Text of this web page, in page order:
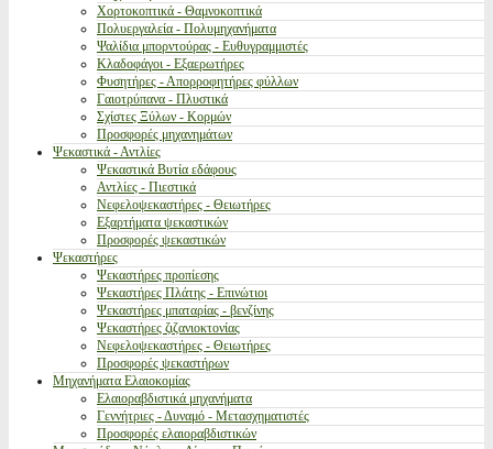
Χορτοκοπτικά - Θαμνοκοπτικά
Πολυεργαλεία - Πολυμηχανήματα
Ψαλίδια μπορντούρας - Ευθυγραμμιστές
Κλαδοφάγοι - Εξαερωτήρες
Φυσητήρες - Απορροφητήρες φύλλων
Γαιοτρύπανα - Πλυστικά
Σχίστες Ξύλων - Κορμών
Προσφορές μηχανημάτων
Ψεκαστικά - Αντλίες
Ψεκαστικά Βυτία εδάφους
Αντλίες - Πιεστικά
Νεφελοψεκαστήρες - Θειωτήρες
Εξαρτήματα ψεκαστικών
Προσφορές ψεκαστικών
Ψεκαστήρες
Ψεκαστήρες προπίεσης
Ψεκαστήρες Πλάτης - Επινώτιοι
Ψεκαστήρες μπαταρίας - βενζίνης
Ψεκαστήρες ζιζανιοκτονίας
Νεφελοψεκαστήρες - Θειωτήρες
Προσφορές ψεκαστήρων
Μηχανήματα Ελαιοκομίας
Ελαιοραβδιστικά μηχανήματα
Γεννήτριες - Δυναμό - Μετασχηματιστές
Προσφορές ελαιοραβδιστικών